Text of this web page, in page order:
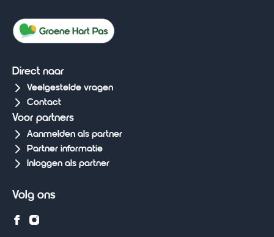
Direct naar
Veelgestelde vragen
Contact
Voor partners
Aanmelden als partner
Partner informatie
Inloggen als partner
Volg ons